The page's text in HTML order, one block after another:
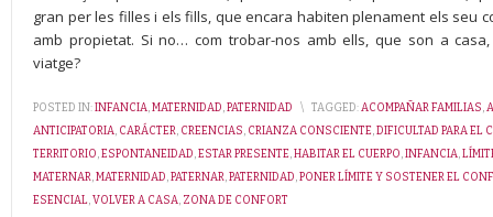
gran per les filles i els fills, que encara habiten plenament els seu
amb propietat. Si no… com trobar-nos amb ells, que son a
viatge?
POSTED IN:INFANCIA,MATERNIDAD,PATERNIDAD \ TAGGED:ACOMPAÑAR FAMILIAS,
ANTICIPATORIA, CARÁCTER, CREENCIAS, CRIANZA CONSCIENTE,DIFICULTAD PARA EL
TERRITORIO,ESPONTANEIDAD,ESTAR PRESENTE,HABITAR EL CUERPO,INFANCIA,
MATERNAR,MATERNIDAD,PATERNAR,PATERNIDAD,PONER LÍMITE Y SOSTENER EL
ESENCIAL,VOLVER A CASA, ZONA DE CONFORT